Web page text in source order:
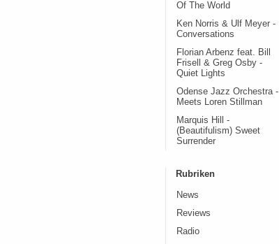
Of The World
Ken Norris & Ulf Meyer -
Conversations
Florian Arbenz feat. Bill
Frisell & Greg Osby -
Quiet Lights
Odense Jazz Orchestra -
Meets Loren Stillman
Marquis Hill -
(Beautifulism) Sweet
Surrender
Rubriken
News
Reviews
Radio